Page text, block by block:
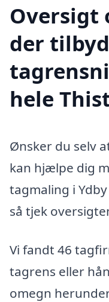
Oversigt
der
hele
Ønsker du selv
kan hjælpe dig
tagmaling i
så tjek
Vi fandt 46
tagrens eller
omegn